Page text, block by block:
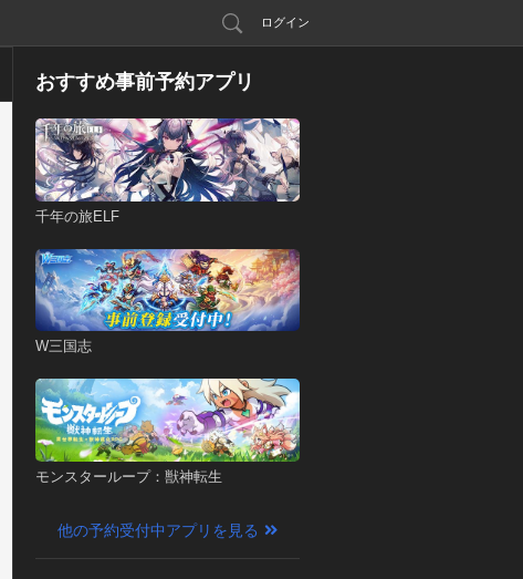
ログイン
おすすめ事前予約アプリ
千年の旅ELF
W三国志
モンスターループ：獣神転生
他の予約受付中アプリを見る